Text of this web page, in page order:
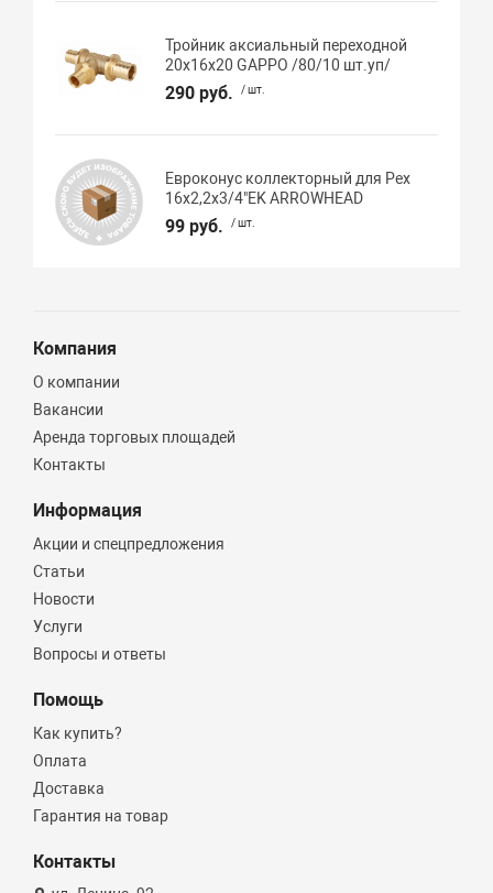
Тройник аксиальный переходной
20х16х20 GAPPO /80/10 шт.уп/
290 руб. / шт.
Евроконус коллекторный для Pex
16х2,2х3/4"EK ARROWHEAD
99 руб. / шт.
Компания
О компании
Вакансии
Аренда торговых площадей
Контакты
Информация
Акции и спецпредложения
Статьи
Новости
Услуги
Вопросы и ответы
Помощь
Как купить?
Оплата
Доставка
Гарантия на товар
Контакты